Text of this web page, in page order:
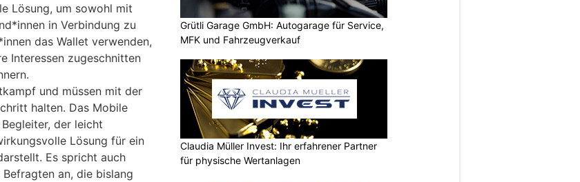
Lösung, um sowohl mit
in Verbindung zu
das Wallet verwenden,
Interessen zugeschnitten
und müssen mit der
halten. Das Mobile
der leicht
Lösung für ein
Es spricht auch
an, die bislang
Grütli Garage GmbH: Autogarage für Service,
MFK und Fahrzeugverkauf
Claudia Müller Invest: Ihr erfahrener Partner
für physische Wertanlagen